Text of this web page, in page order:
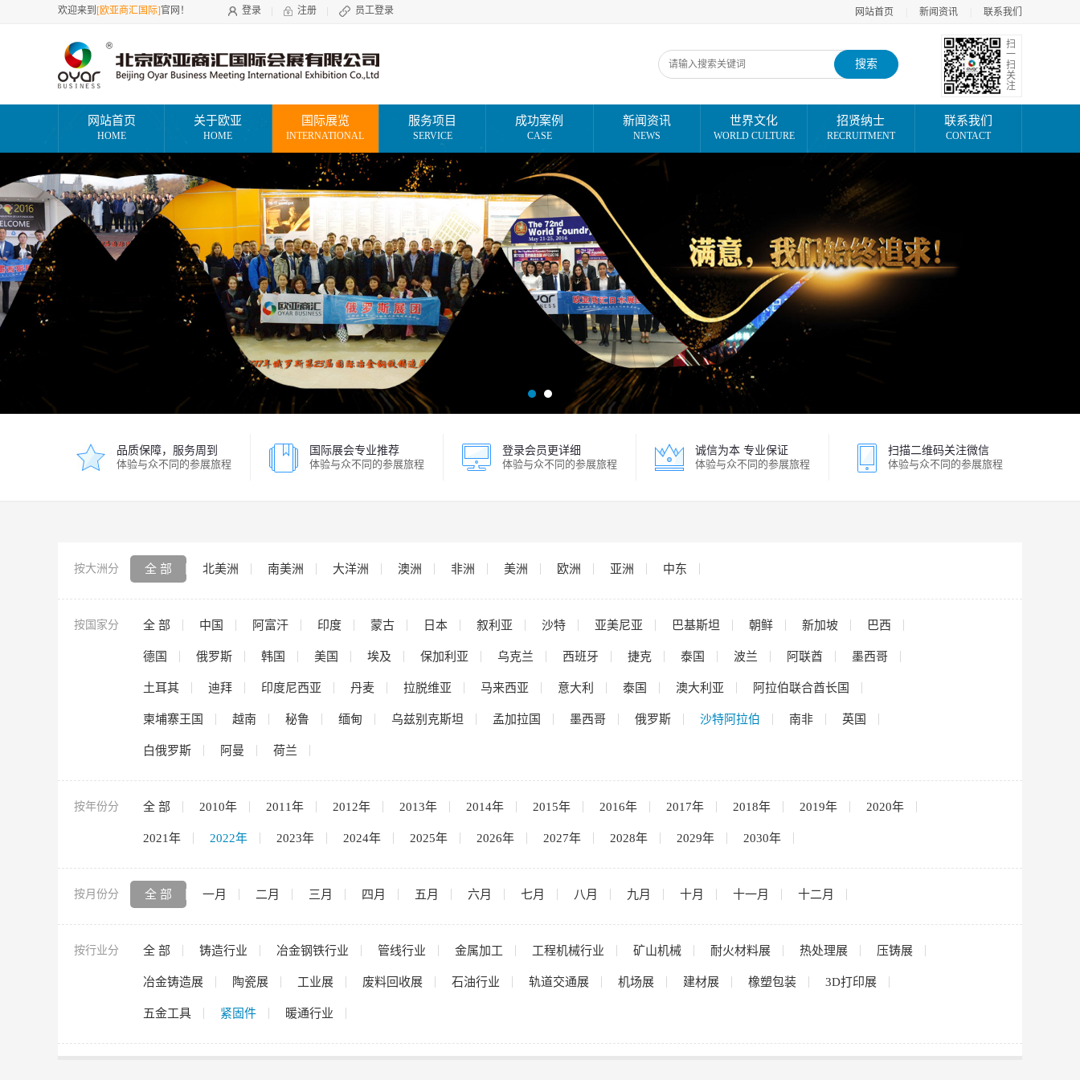
欢迎来到 [欧亚商汇国际]官网！ 登录 注册 员工登录 网站首页 新闻资讯 联系我们
搜索
扫
一
扫
关
注
网站首页
HOME
关于欧亚
HOME
国际展览
INTERNATIONAL
服务项目
SERVICE
成功案例
CASE
新闻资讯
NEWS
世界文化
WORLD CULTURE
招贤纳士
RECRUITMENT
联系我们
CONTACT
品质保障，服务周到
体验与众不同的参展旅程
国际展会专业推荐
体验与众不同的参展旅程
登录会员更详细
体验与众不同的参展旅程
诚信为本 专业保证
体验与众不同的参展旅程
扫描二维码关注微信
体验与众不同的参展旅程
按大洲分 全 部 北美洲 南美洲 大洋洲 澳洲 非洲 美洲 欧洲 亚洲 中东
按国家分 全 部 中国 阿富汗 印度 蒙古 日本 叙利亚 沙特 亚美尼亚 巴基斯坦 朝鲜 新加坡 巴西
德国 俄罗斯 韩国 美国 埃及 保加利亚 乌克兰 西班牙 捷克 泰国 波兰 阿联酋 墨西哥
土耳其 迪拜 印度尼西亚 丹麦 拉脱维亚 马来西亚 意大利 泰国 澳大利亚 阿拉伯联合酋长国
柬埔寨王国 越南 秘鲁 缅甸 乌兹别克斯坦 孟加拉国 墨西哥 俄罗斯 沙特阿拉伯 南非 英国
白俄罗斯 阿曼 荷兰
按年份分 全 部 2010年 2011年 2012年 2013年 2014年 2015年 2016年 2017年 2018年 2019年 2020年
2021年 2022年 2023年 2024年 2025年 2026年 2027年 2028年 2029年 2030年
按月份分 全 部 一月 二月 三月 四月 五月 六月 七月 八月 九月 十月 十一月 十二月
按行业分 全 部 铸造行业 冶金钢铁行业 管线行业 金属加工 工程机械行业 矿山机械 耐火材料展 热处理展 压铸展
冶金铸造展 陶瓷展 工业展 废料回收展 石油行业 轨道交通展 机场展 建材展 橡塑包装 3D打印展
五金工具 紧固件 暖通行业